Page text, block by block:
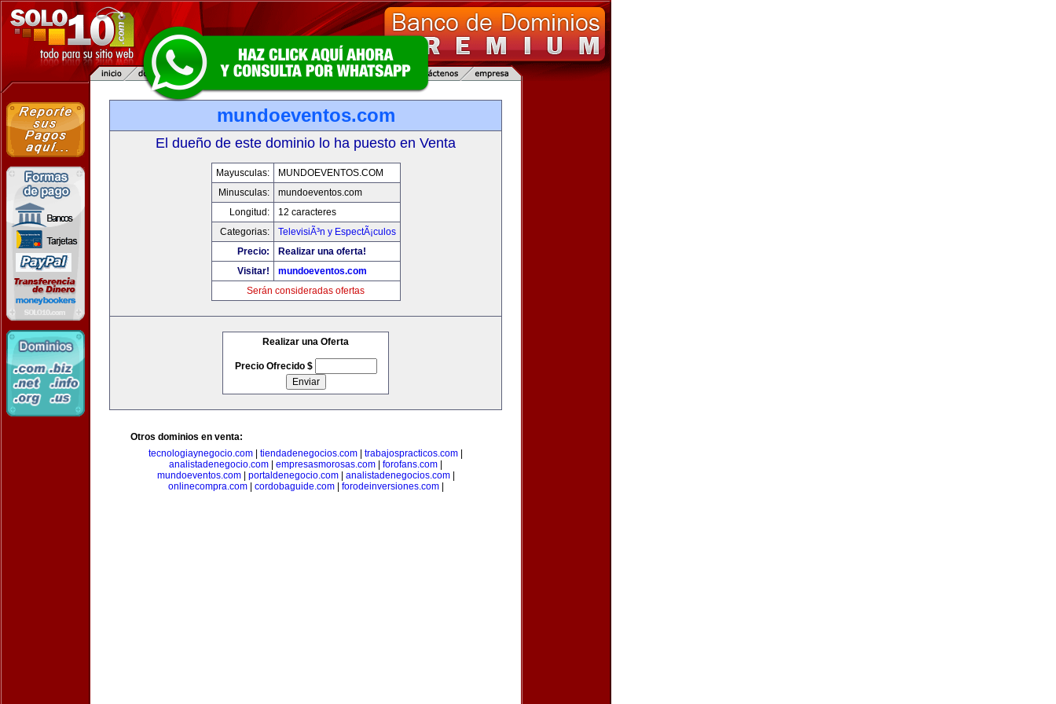
mundoeventos.com
El dueño de este dominio lo ha puesto en Venta
Mayusculas:
MUNDOEVENTOS.COM
Minusculas:
mundoeventos.com
Longitud:
12 caracteres
Categorias:
TelevisiÃ³n y EspectÃ¡culos
Precio:
Realizar una oferta!
Visitar!
mundoeventos.com
Serán consideradas ofertas
Realizar una Oferta
Precio Ofrecido $
Otros dominios en venta:
tecnologiaynegocio.com
tiendadenegocios.com trabajospracticos.com
analistadenegocio.com
empresasmorosas.com forofans.com
mundoeventos.com| portaldenegocio.com| analistadenegocios.com|
onlinecompra.com| cordobaguide.com| forodeinversiones.com|